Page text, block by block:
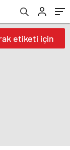
etiketi için